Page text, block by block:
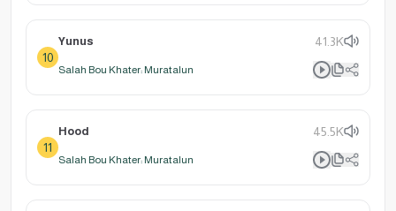
10
Yunus 41.3K
Salah Bou Khater: Muratalun
11
Hood 45.5K
Salah Bou Khater: Muratalun